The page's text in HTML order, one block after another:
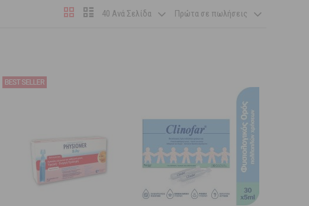
Πρώτα σε πωλήσεις
40 Ανά Σελίδα